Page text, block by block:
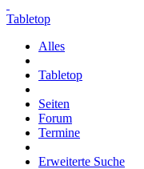
Tabletop
Alles
Tabletop
Seiten
Forum
Termine
Erweiterte Suche